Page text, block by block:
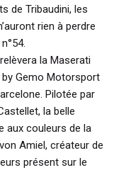
de Tribaudini, les
rien à perdre
la Maserati
by Gemo Motorsport
Pilotée par
la belle
aux couleurs de la
Amiel, créateur de
présent sur le